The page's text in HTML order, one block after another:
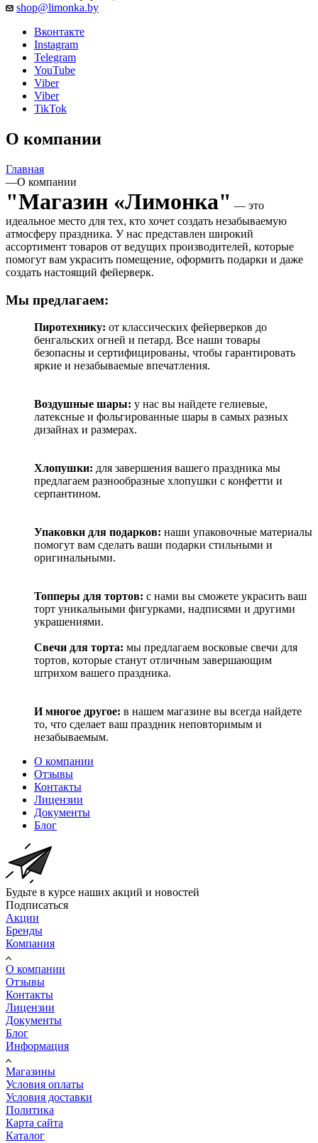
shop@limonka.by
Вконтакте
Instagram
Telegram
YouTube
Viber
Viber
TikTok
О компании
Главная
—О компании
"Магазин «Лимонка" — это
идеальное место для тех, кто хочет создать незабываемую
атмосферу праздника. У нас представлен широкий
ассортимент товаров от ведущих производителей, которые
помогут вам украсить помещение, оформить подарки и даже
создать настоящий фейерверк.
Мы предлагаем:
Пиротехнику: от классических фейерверков до
бенгальских огней и петард. Все наши товары
безопасны и сертифицированы, чтобы гарантировать
яркие и незабываемые впечатления.
Воздушные шары: у нас вы найдете гелиевые,
латексные и фольгированные шары в самых разных
дизайнах и размерах.
Хлопушки: для завершения вашего праздника мы
предлагаем разнообразные хлопушки с конфетти и
серпантином.
Упаковки для подарков: наши упаковочные материалы
помогут вам сделать ваши подарки стильными и
оригинальными.
Топперы для тортов: с нами вы сможете украсить ваш
торт уникальными фигурками, надписями и другими
украшениями.
Свечи для торта: мы предлагаем восковые свечи для
тортов, которые станут отличным завершающим
штрихом вашего праздника.
И многое другое: в нашем магазине вы всегда найдете
то, что сделает ваш праздник неповторимым и
незабываемым.
О компании
Отзывы
Контакты
Лицензии
Документы
Блог
Будьте в курсе наших акций и новостей
Подписаться
Акции
Бренды
Компания
О компании
Отзывы
Контакты
Лицензии
Документы
Блог
Информация
Магазины
Условия оплаты
Условия доставки
Политика
Карта сайта
Каталог